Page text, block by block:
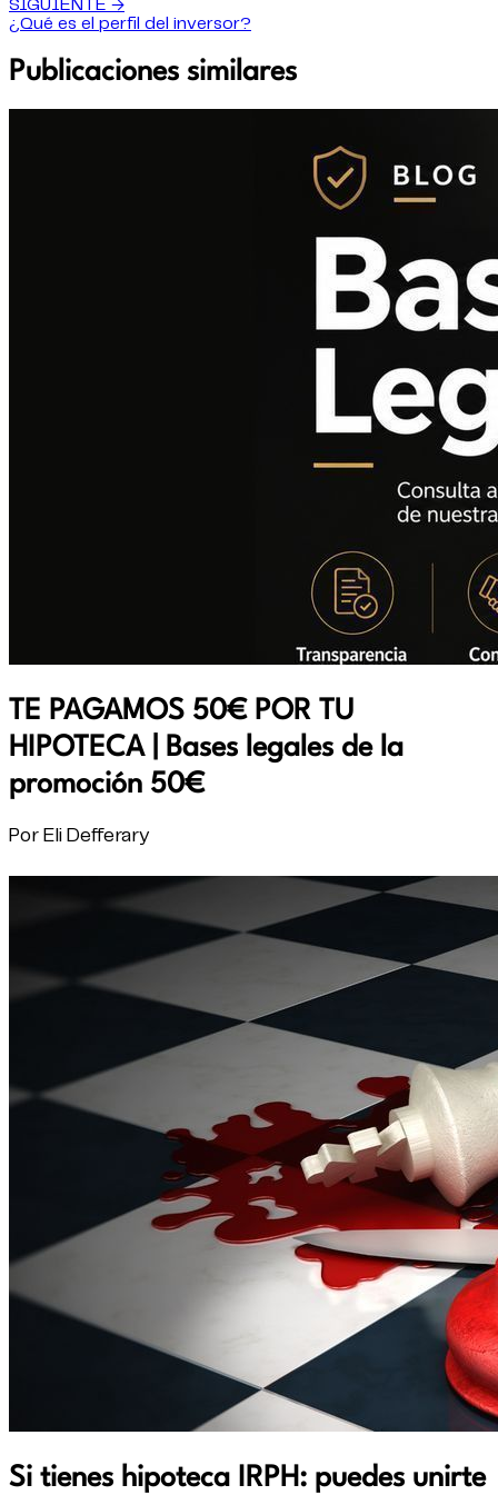
SIGUIENTE →
¿Qué es el perfil del inversor?
Publicaciones similares
TE PAGAMOS 50€ POR TU
HIPOTECA | Bases legales de la
promoción 50€
Por Eli Defferary
Si tienes hipoteca IRPH: puedes unirte